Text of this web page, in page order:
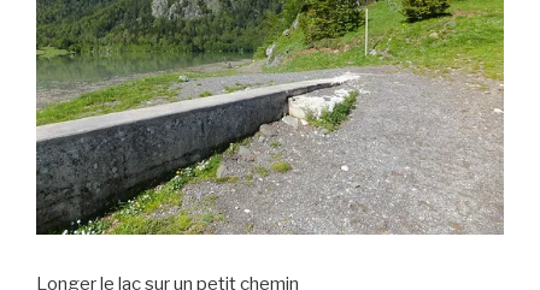
Longer le lac sur un petit chemin